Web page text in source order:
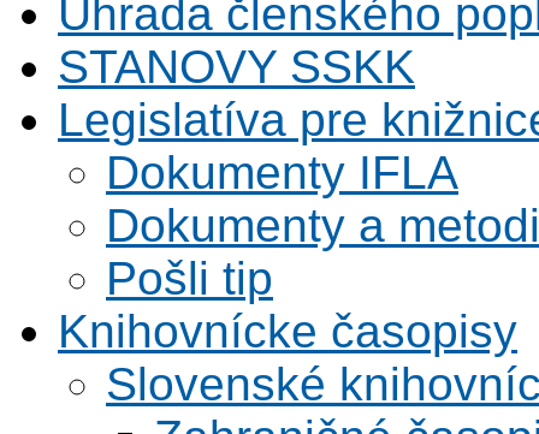
Úhrada členského
STANOVY SSKK
Legislatíva pre
Dokumenty IFLA
Dokumenty a
Pošli tip
Knihovnícke časopisy
Slovenské